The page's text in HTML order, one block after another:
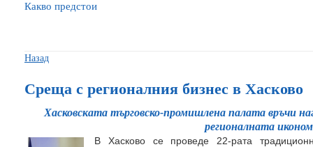
Какво предстои
Назад
Среща с регионалния бизнес в Хасково
Хасковската търговско-промишлена палата връчи
регионалната
В Хасково се проведе 22-рата